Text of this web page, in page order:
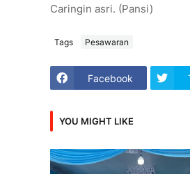
Caringin asri. (Pansi)
Tags Pesawaran
Facebook
YOU MIGHT LIKE